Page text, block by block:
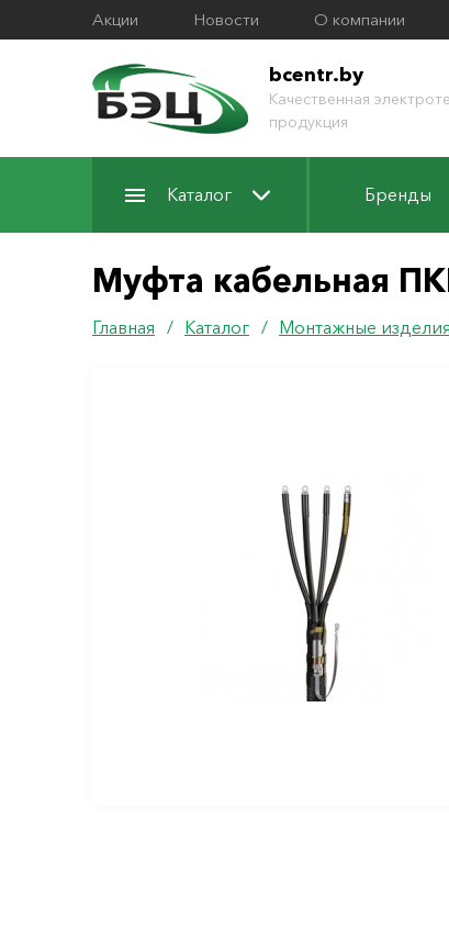
Акции Новости О компании
bcentr.by
Качественная
продукция
Каталог Бренды
Муфта кабельная
Главная / Каталог / Монтажные изделия